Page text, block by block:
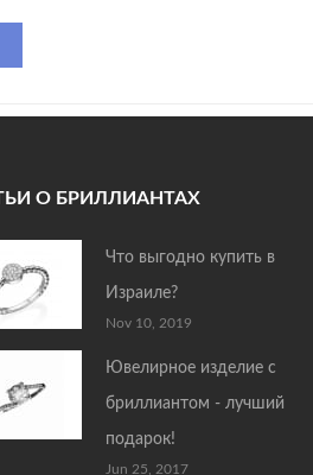
О БРИЛЛИАНТАХ
Что выгодно купить в
Израиле?
Nov 10, 2019
Ювелирное изделие с
бриллиантом - лучший
подарок!
Jun 25, 2017